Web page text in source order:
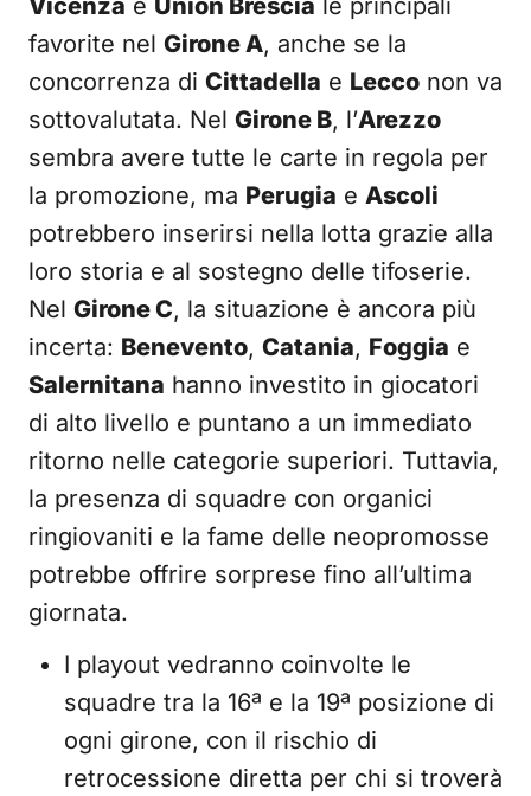
Vicenza e Union Brescia le principali
favorite nel Girone A, anche se la
concorrenza di Cittadella e Lecco non va
sottovalutata. Nel Girone B, l’Arezzo
sembra avere tutte le carte in regola per
la promozione, ma Perugia e Ascoli
potrebbero inserirsi nella lotta grazie alla
loro storia e al sostegno delle tifoserie.
Nel Girone C, la situazione è ancora più
incerta: Benevento, Catania, Foggia e
Salernitana hanno investito in giocatori
di alto livello e puntano a un immediato
ritorno nelle categorie superiori. Tuttavia,
la presenza di squadre con organici
ringiovaniti e la fame delle neopromosse
potrebbe offrire sorprese fino all’ultima
giornata.
I playout vedranno coinvolte le
squadre tra la 16ª e la 19ª posizione di
ogni girone, con il rischio di
retrocessione diretta per chi si troverà